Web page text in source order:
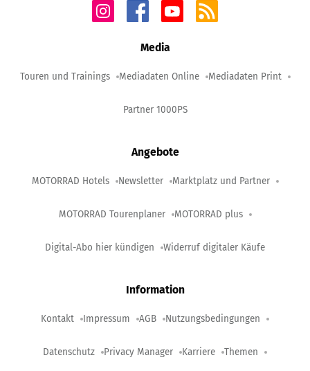
Media
Touren und Trainings Mediadaten Online Mediadaten Print
Partner 1000PS
Angebote
MOTORRAD Hotels Newsletter Marktplatz und Partner
MOTORRAD Tourenplaner MOTORRAD plus
Digital-Abo hier kündigen Widerruf digitaler Käufe
Information
Kontakt Impressum AGB Nutzungsbedingungen
Datenschutz Privacy Manager Karriere Themen